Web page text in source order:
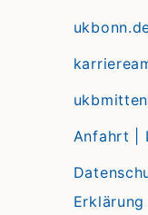
Anfahrt |